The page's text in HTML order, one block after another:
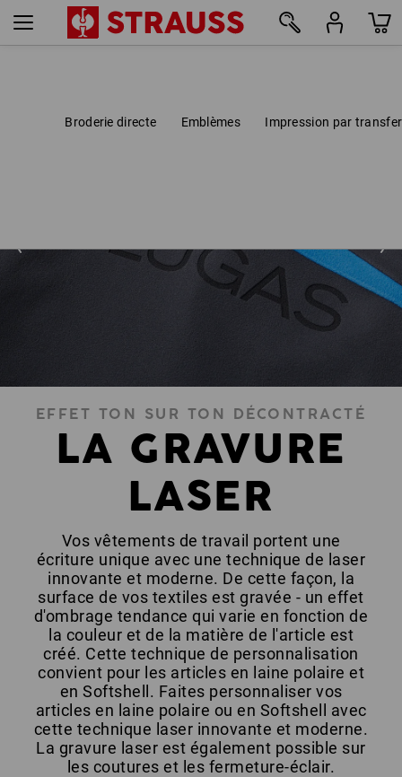
Broderie directe Emblèmes Impression par
EFFET TON SUR TON DÉCONTRACTÉ
LA GRAVURE
LASER
Vos vêtements de travail portent une
écriture unique avec une technique de laser
innovante et moderne. De cette façon, la
surface de vos textiles est gravée - un effet
d'ombrage tendance qui varie en fonction de
la couleur et de la matière de l'article est
créé. Cette technique de personnalisation
convient pour les articles en laine polaire et
en Softshell. Faites personnaliser vos
articles en laine polaire ou en Softshell avec
cette technique laser innovante et moderne.
La gravure laser est également possible sur
les coutures et les fermeture-éclair.